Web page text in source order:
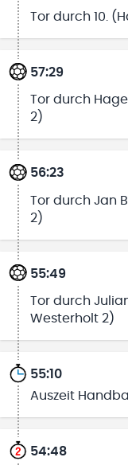
Tor durch 10.
57:29
Tor durch
2)
56:23
Tor durch Jan
2)
55:49
Tor durch
Westerholt 2)
55:10
Auszeit
54:48